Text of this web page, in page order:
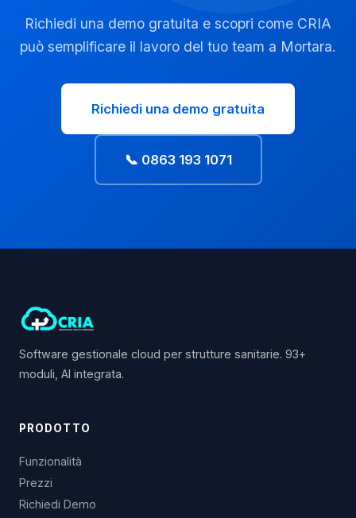
Richiedi una demo gratuita e scopri come CRIA
può semplificare il lavoro del tuo team a Mortara.
Richiedi una demo gratuita
📞 0863 193 1071
Software gestionale cloud per strutture sanitarie. 93+
moduli, AI integrata.
PRODOTTO
Funzionalità
Prezzi
Richiedi Demo